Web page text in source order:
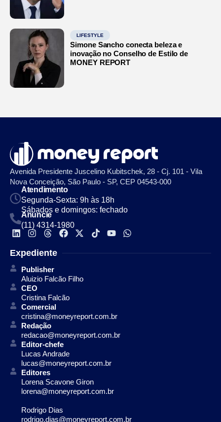
LIFESTYLE
Simone Sancho conecta beleza e
inovação no Conselho de Estilo de
MONEY REPORT
Avenida Presidente Juscelino Kubitschek, 28 - Cj. 101 - Vila
Nova Conceição, São Paulo - SP, CEP 04543-000
Atendimento
Segunda-Sexta: 9h às 18h
Sábados e domingos: fechado
Anuncie
(11) 4314-1980
Expediente
Publisher
Aluizio Falcão Filho
CEO
Cristina Falcão
Comercial
cristina@moneyreport.com.br
Redação
redacao@moneyreport.com.br
Editor-chefe
Lucas Andrade
lucas@moneyreport.com.br
Editores
Lorena Scavone Giron
lorena@moneyreport.com.br
Rodrigo Dias
rodrigo.dias@moneyreport.com.br